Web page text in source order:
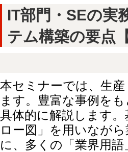
IT部門・SEの実
テム構築の要点
本セミナーでは、生
ます。豊富な事例を
具体的に解説します
ロー図」を用いなが
に、多くの「業界用